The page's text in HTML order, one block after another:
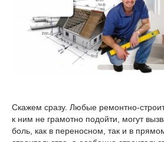
Скажем сразу. Любые ремонтно-
к ним не грамотно подойти, могут
боль, как в переносном, так и в